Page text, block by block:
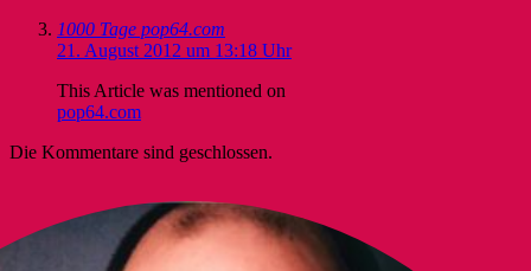
1000 Tage pop64.com
21. August 2012 um 13:18 Uhr
This Article was mentioned on
pop64.com
Die Kommentare sind geschlossen.